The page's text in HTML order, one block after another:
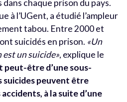
dans chaque prison du pays.
à l’UGent, a étudié l’ampleur
tabou. Entre 2000 et
suicidés en prison. «Un
un suicide», explique le
peut-être d’une sous-
suicides peuvent être
à la suite d’une